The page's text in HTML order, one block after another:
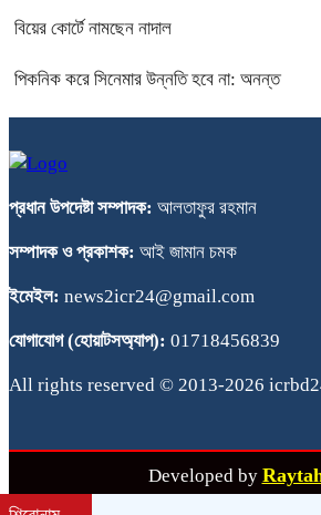
বিয়ের কোর্টে নামছেন নাদাল
পিকনিক করে সিনেমার উন্নতি হবে না: অনন্ত
প্রধান উপদেষ্টা সম্পাদক: আলতাফুর রহমান
সম্পাদক ও প্রকাশক: আই জামান চমক
ইমেইল: news2icr24@gmail.com
যোগাযোগ (হোয়াটসঅ্যাপ): 01718456839
All rights reserved © 2013-2026
Developed by